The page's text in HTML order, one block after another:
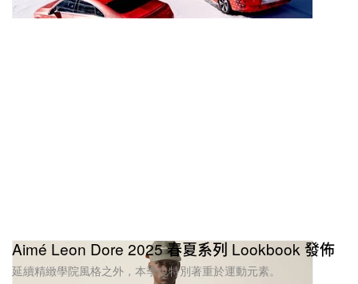
Aimé Leon Dore 2025 春夏系列 Lookbook 發佈
延續精緻學院風格之外，本季也特別著重於運動元素。